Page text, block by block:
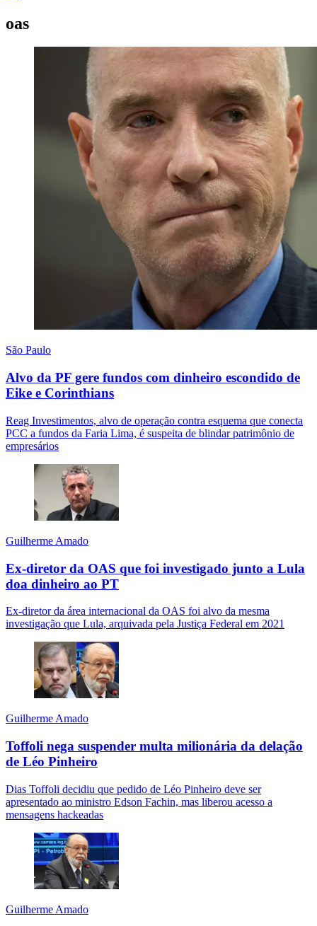
oas
São Paulo
Alvo da PF gere fundos com dinheiro escondido de
Eike e Corinthians
Reag Investimentos, alvo de operação contra esquema que conecta
PCC a fundos da Faria Lima, é suspeita de blindar patrimônio de
empresários
Guilherme Amado
Ex-diretor da OAS que foi investigado junto a Lula
doa dinheiro ao PT
Ex-diretor da área internacional da OAS foi alvo da mesma
investigação que Lula, arquivada pela Justiça Federal em 2021
Guilherme Amado
Toffoli nega suspender multa milionária da delação
de Léo Pinheiro
Dias Toffoli decidiu que pedido de Léo Pinheiro deve ser
apresentado ao ministro Edson Fachin, mas liberou acesso a
mensagens hackeadas
Guilherme Amado